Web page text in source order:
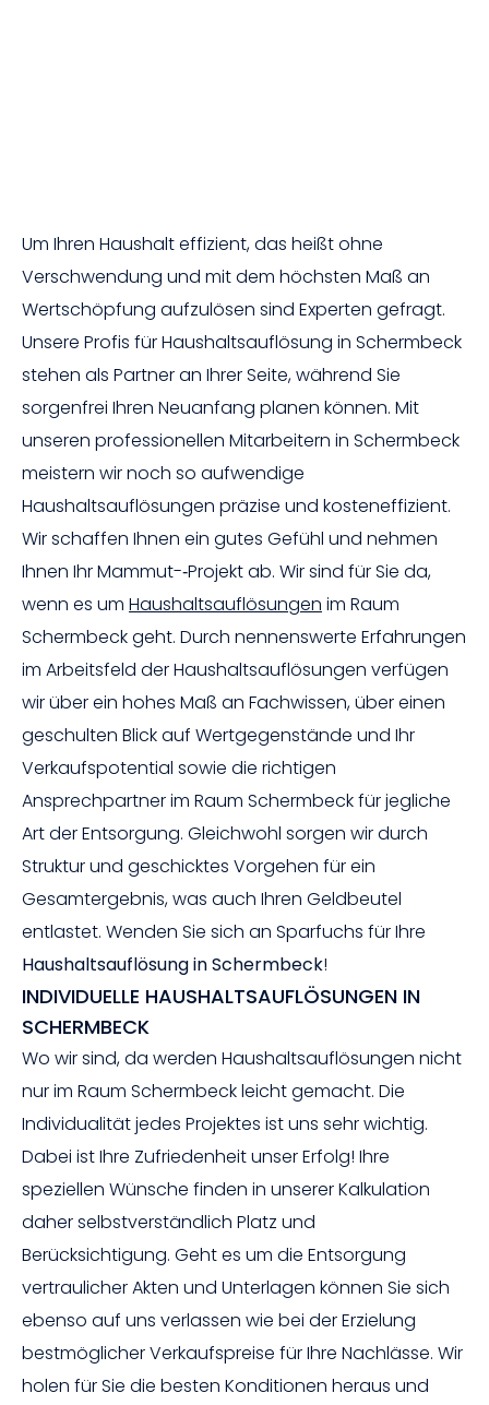
Um Ihren Haushalt effizient, das heißt ohne
Verschwendung und mit dem höchsten Maß an
Wertschöpfung aufzulösen sind Experten gefragt.
Unsere Profis für Haushaltsauflösung in Schermbeck
stehen als Partner an Ihrer Seite, während Sie
sorgenfrei Ihren Neuanfang planen können. Mit
unseren professionellen Mitarbeitern in Schermbeck
meistern wir noch so aufwendige
Haushaltsauflösungen präzise und kosteneffizient.
Wir schaffen Ihnen ein gutes Gefühl und nehmen
Ihnen Ihr Mammut-­‐Projekt ab. Wir sind für Sie da,
wenn es um Haushaltsauflösungen im Raum
Schermbeck geht. Durch nennenswerte Erfahrungen
im Arbeitsfeld der Haushaltsauflösungen verfügen
wir über ein hohes Maß an Fachwissen, über einen
geschulten Blick auf Wertgegenstände und Ihr
Verkaufspotential sowie die richtigen
Ansprechpartner im Raum Schermbeck für jegliche
Art der Entsorgung. Gleichwohl sorgen wir durch
Struktur und geschicktes Vorgehen für ein
Gesamtergebnis, was auch Ihren Geldbeutel
entlastet. Wenden Sie sich an Sparfuchs für Ihre
Haushaltsauflösung in Schermbeck!
INDIVIDUELLE HAUSHALTSAUFLÖSUNGEN IN
SCHERMBECK
Wo wir sind, da werden Haushaltsauflösungen nicht
nur im Raum Schermbeck leicht gemacht. Die
Individualität jedes Projektes ist uns sehr wichtig.
Dabei ist Ihre Zufriedenheit unser Erfolg! Ihre
speziellen Wünsche finden in unserer Kalkulation
daher selbstverständlich Platz und
Berücksichtigung. Geht es um die Entsorgung
vertraulicher Akten und Unterlagen können Sie sich
ebenso auf uns verlassen wie bei der Erzielung
bestmöglicher Verkaufspreise für Ihre Nachlässe. Wir
holen für Sie die besten Konditionen heraus und